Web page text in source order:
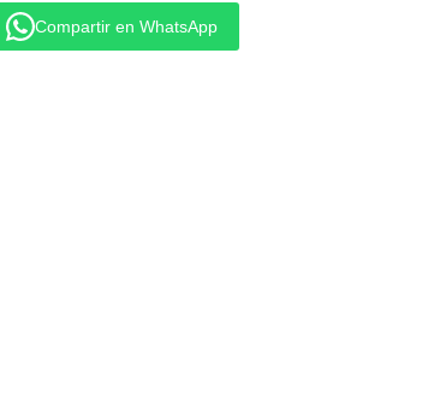
Compartir en WhatsApp